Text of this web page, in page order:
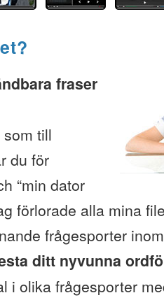
fraser
till
du för
“min dator
förlorade alla mina
frågesporter
ditt nyvunna
i olika frågesporter